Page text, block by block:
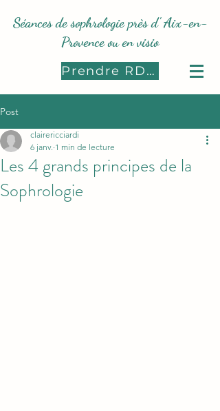
Séances de sophrologie près d' Aix-en-
Provence ou en visio
Prendre RDV
Post
Les 4 grands principes de la
Sophrologie
clairericciardi
6 janv. 1 min de lecture